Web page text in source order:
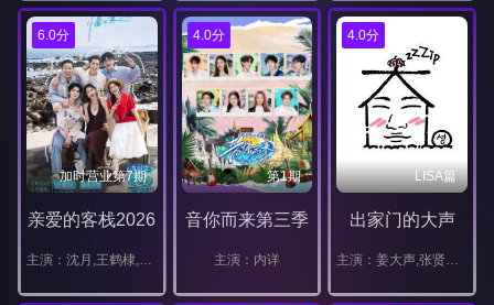
6.0分
加时营业第7期
亲爱的客栈2026
主演：沈月,王鹤棣,秦岚,徐志胜,张宸逍,吴泽林
4.0分
第1期
音你而来第三季
主演：内详
4.0分
LISA篇
出家门的大声
主演：姜大声,张贤胜,东永裴,周元,高庚杓,朴志妍,Gummy,李娜拉,柳伊秀,尹厦情,朴山多拉,李准,李侑菲,李正信,崔东旭,金俊秀,金炯秀,权志龙